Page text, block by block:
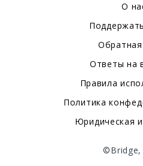
О
Обратная
Ответы на
Правила
Политика
Юридическая
©Bridge,